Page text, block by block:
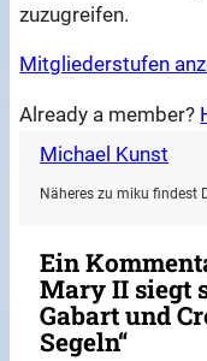
zuzugreifen.
Mitgliederstufen
Already a member?
Michael Kunst
Näheres zu miku findest
Ein
Mary II siegt
Gabart und
Segeln“